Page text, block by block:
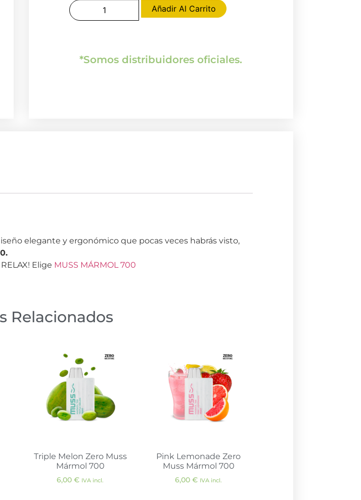
Añadir Al Carrito
*Somos distribuidores oficiales.
elegante y ergonómico que pocas veces habrás visto,
Elige MUSS MÁRMOL 700
Relacionados
Triple Melon Zero Muss
Mármol 700
6,00€ IVA incl.
Pink Lemonade Zero
Muss Mármol 700
6,00€ IVA incl.